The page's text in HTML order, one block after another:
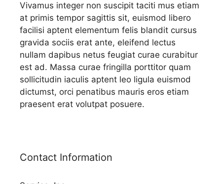
Vivamus integer non suscipit taciti mus etiam
at primis tempor sagittis sit, euismod libero
facilisi aptent elementum felis blandit cursus
gravida sociis erat ante, eleifend lectus
nullam dapibus netus feugiat curae curabitur
est ad. Massa curae fringilla porttitor quam
sollicitudin iaculis aptent leo ligula euismod
dictumst, orci penatibus mauris eros etiam
praesent erat volutpat posuere.
Contact Information